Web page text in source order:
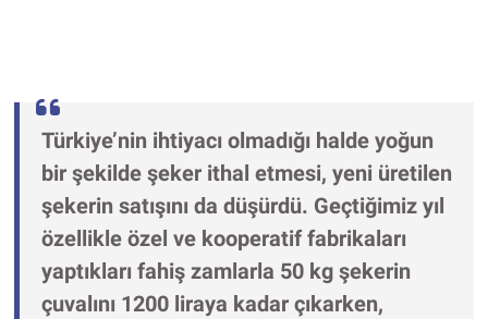
Türkiye’nin ihtiyacı olmadığı halde yoğun
bir şekilde şeker ithal etmesi, yeni üretilen
şekerin satışını da düşürdü. Geçtiğimiz yıl
özellikle özel ve kooperatif fabrikaları
yaptıkları fahiş zamlarla 50 kg şekerin
çuvalını 1200 liraya kadar çıkarken,